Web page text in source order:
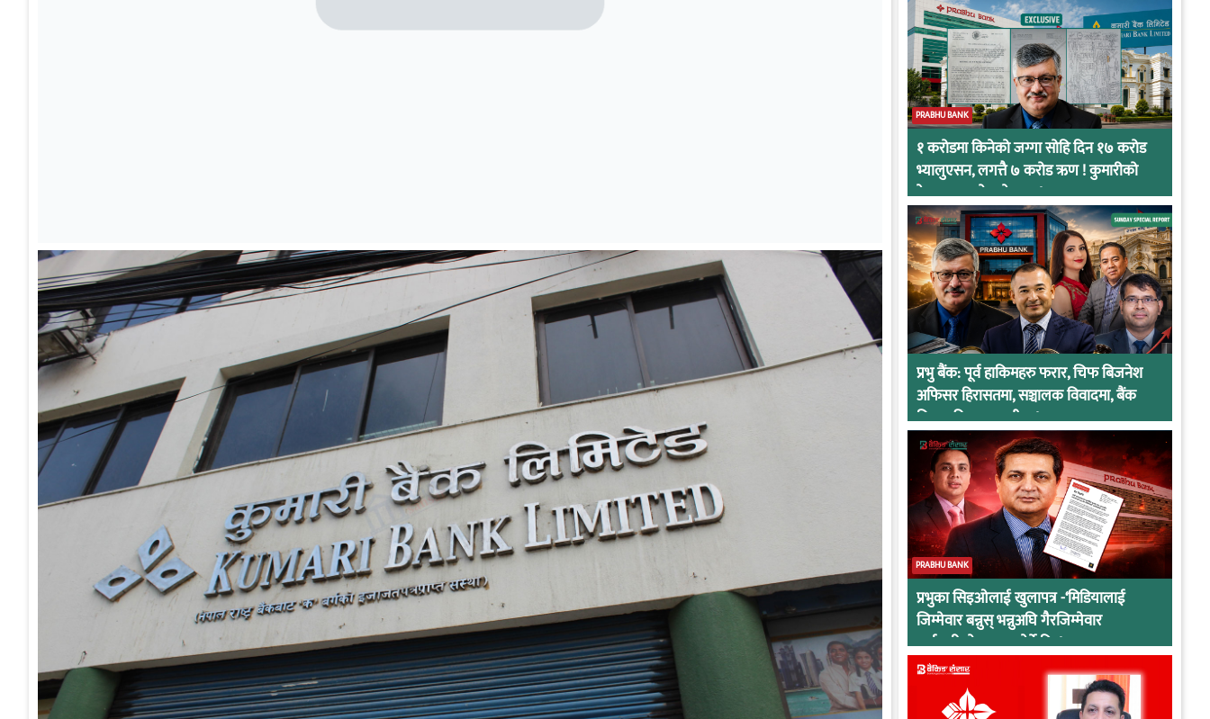
PRABHU BANK
१ करोडमा किनेको जग्गा सोहि दिन १७ करोड
भ्यालुएसन, लगत्तै ७ करोड ऋण ! कुमारीको
केसमा प्रभुको कनेक्सन !
प्रभु बैंक: पूर्व हाकिमहरु फरार, चिफ बिजनेश
अफिसर हिरासतमा, सञ्चालक विवादमा, बैंक
नियामकीय कारवाहीमा !
PRABHU BANK
प्रभुका सिइओलाई खुलापत्र -‘मिडियालाई
जिम्मेवार बन्नुस् भन्नुअघि गैरजिम्मेवार
कर्मचारीको व्यवहार हेर्ने कि !